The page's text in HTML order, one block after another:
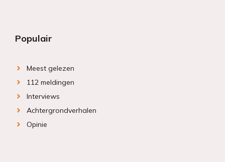
Populair
Meest gelezen
112 meldingen
Interviews
Achtergrondverhalen
Opinie